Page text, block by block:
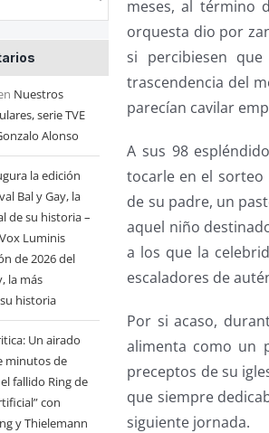
Nuestros
serie TVE
Alonso
la edición
Bal y Gay, la
de su historia –
Vox Luminis
de 2026 del
la más
historia
Un airado
minutos de
fallido Ring de
con
y Thielemann
meses, al término
orquesta dio por
si percibiesen
trascendencia del
parecían cavilar
A sus 98
tocarle en el sorteo
de su padre, un
aquel niño
a los que la
escaladores de
Por si acaso,
alimenta como un
preceptos de su
que siempre
siguiente jornada.